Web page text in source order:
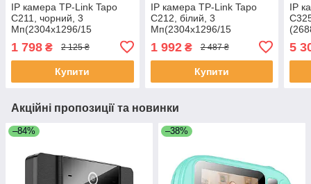
IP камера TP-Link Tapo
C211, чорний, 3
Мп(2304x1296/15
CMOS,H.264,f/2.4,f=3.83
мм
1 798 ₴ 2 125 ₴
Купити
IP камера TP-Link Tapo
C212, білий, 3
Мп(2304x1296/15
CMOS,H.264,f/2.4,f=4 мм
1 992₴ 2 487 ₴
Купити
IP
(2.4
5
Акційні пропозиції та новинки
–84% –38%